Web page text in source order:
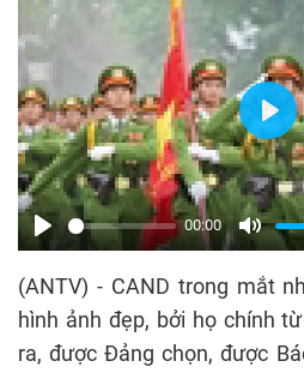
Play
00:00
Mute
Play
(ANTV) - CAND trong mắt
hình ảnh đẹp, bởi họ chính
ra, được Đảng chọn, được